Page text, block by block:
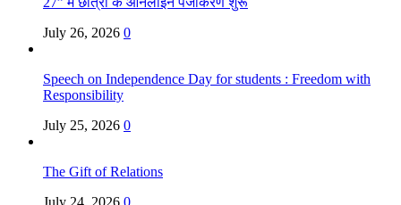
July 26, 2026 0
Speech on Independence Day for students : Freedom with
Responsibility
July 25, 2026 0
The Gift of Relations
July 24, 2026 0